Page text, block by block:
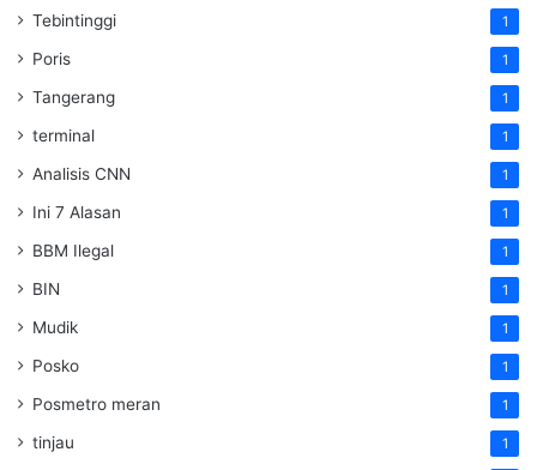
Tebintinggi 1
Poris 1
Tangerang 1
terminal 1
Analisis CNN 1
Ini 7 Alasan 1
BBM Ilegal 1
BIN 1
Mudik 1
Posko 1
Posmetro meran 1
tinjau 1